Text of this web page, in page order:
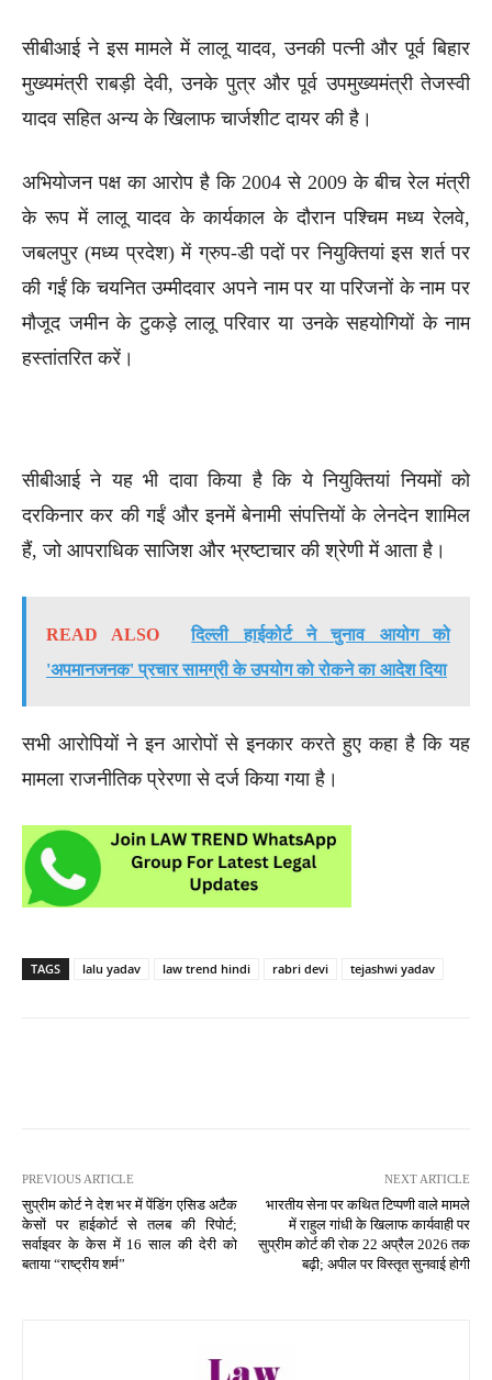
सीबीआई ने इस मामले में लालू यादव, उनकी पत्नी और पूर्व बिहार
मुख्यमंत्री राबड़ी देवी, उनके पुत्र और पूर्व उपमुख्यमंत्री तेजस्वी
यादव सहित अन्य के खिलाफ चार्जशीट दायर की है।
अभियोजन पक्ष का आरोप है कि 2004 से 2009 के बीच रेल मंत्री
के रूप में लालू यादव के कार्यकाल के दौरान पश्चिम मध्य रेलवे,
जबलपुर (मध्य प्रदेश) में ग्रुप-डी पदों पर नियुक्तियां इस शर्त पर
की गईं कि चयनित उम्मीदवार अपने नाम पर या परिजनों के नाम पर
मौजूद जमीन के टुकड़े लालू परिवार या उनके सहयोगियों के नाम
हस्तांतरित करें।
सीबीआई ने यह भी दावा किया है कि ये नियुक्तियां नियमों को
दरकिनार कर की गईं और इनमें बेनामी संपत्तियों के लेनदेन शामिल
हैं, जो आपराधिक साजिश और भ्रष्टाचार की श्रेणी में आता है।
READ ALSO
दिल्ली हाईकोर्ट ने चुनाव आयोग को
'अपमानजनक' प्रचार सामग्री के उपयोग को रोकने का आदेश दिया
सभी आरोपियों ने इन आरोपों से इनकार करते हुए कहा है कि यह
मामला राजनीतिक प्रेरणा से दर्ज किया गया है।
TAGS lalu yadav law trend hindi rabri devi tejashwi yadav
PREVIOUS ARTICLE
सुप्रीम कोर्ट ने देश भर में पेंडिंग एसिड अटैक
केसों पर हाईकोर्ट से तलब की रिपोर्ट;
सर्वाइवर के केस में 16 साल की देरी को
बताया “राष्ट्रीय शर्म”
NEXT ARTICLE
भारतीय सेना पर कथित टिप्पणी वाले मामले
में राहुल गांधी के खिलाफ कार्यवाही पर
सुप्रीम कोर्ट की रोक 22 अप्रैल 2026 तक
बढ़ी; अपील पर विस्तृत सुनवाई होगी